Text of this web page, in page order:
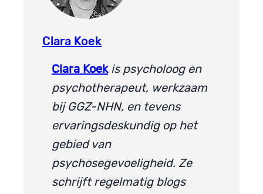
Clara Koek
Clara Koek is psycholoog en
psychotherapeut, werkzaam
bij GGZ-NHN, en tevens
ervaringsdeskundig op het
gebied van
psychosegevoeligheid. Ze
schrijft regelmatig blogs